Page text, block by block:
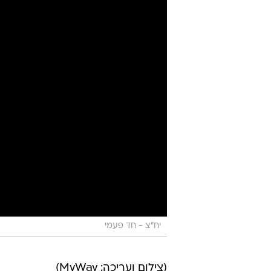
יח"צ - חד פעמי
(צילום ועריכה: MyWay)